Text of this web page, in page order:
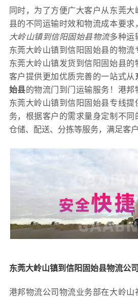
同时，为了方便广大客户从东莞
县的不同运输时效和物流成本要求
大岭山镇到信阳固始县物流多种运
东莞大岭山镇到信阳固始县的物流
东莞大岭山镇发货到信阳固始县
客户提供更加优质完善的一站式从
始县的物流门到门运输服务！港邦
东莞大岭山镇到信阳固始县专线提
务，根据客户的需求量身定制不
仓储、配送、分拣等服务，满足客
东莞大岭山镇到信阳固始县物流公
港邦物流公司物流业务部在大岭山